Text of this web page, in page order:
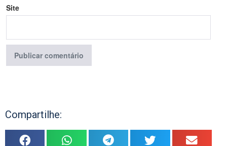
Site
Compartilhe: